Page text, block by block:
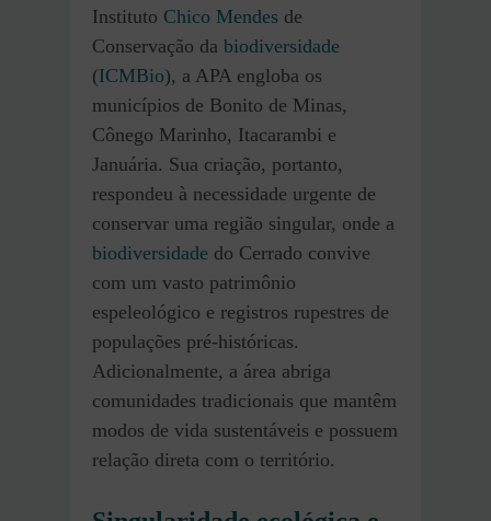
Instituto Chico Mendes de
Conservação da biodiversidade
(ICMBio), a APA engloba os
municípios de Bonito de Minas,
Cônego Marinho, Itacarambi e
Januária. Sua criação, portanto,
respondeu à necessidade urgente de
conservar uma região singular, onde a
biodiversidade do Cerrado convive
com um vasto patrimônio
espeleológico e registros rupestres de
populações pré-históricas.
Adicionalmente, a área abriga
comunidades tradicionais que mantêm
modos de vida sustentáveis e possuem
relação direta com o território.